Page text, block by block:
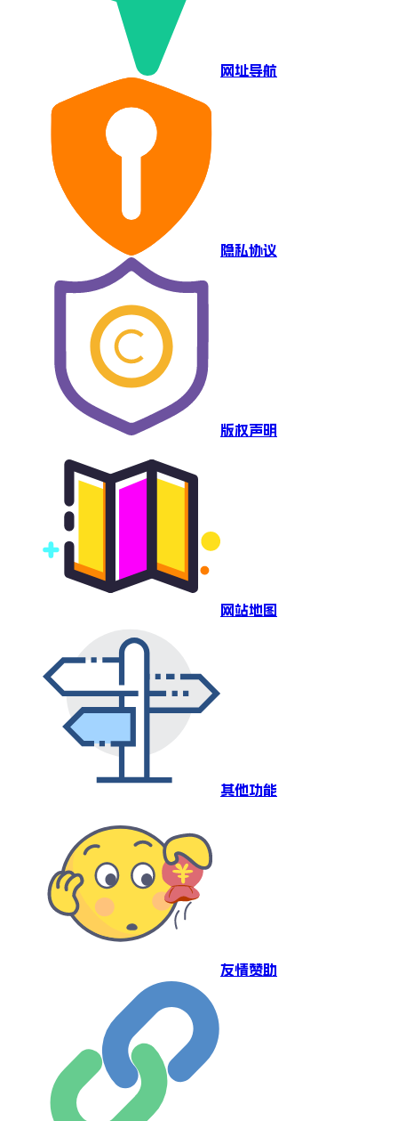
网址导航
隐私协议
版权声明
网站地图
其他功能
友情赞助